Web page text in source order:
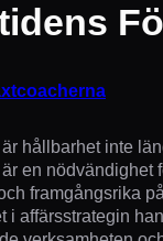
är hållbarhet inte
en nödvändighet
framgångsrika
i affärsstrategin